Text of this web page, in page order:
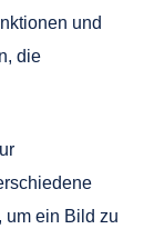
und
die
um ein Bild zu